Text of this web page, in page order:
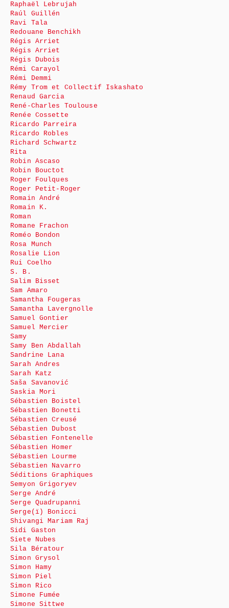
Raphaël Lebrujah
Raúl Guillén
Ravi Tala
Redouane Benchikh
Régis Arriet
Régis Arriet
Régis Dubois
Rémi Carayol
Rémi Demmi
Rémy Trom et Collectif Iskashato
Renaud Garcia
René-Charles Toulouse
Renée Cossette
Ricardo Parreira
Ricardo Robles
Richard Schwartz
Rita
Robin Ascaso
Robin Bouctot
Roger Foulques
Roger Petit-Roger
Romain André
Romain K.
Roman
Romane Frachon
Roméo Bondon
Rosa Munch
Rosalie Lion
Rui Coelho
S. B.
Salim Bisset
Sam Amaro
Samantha Fougeras
Samantha Lavergnolle
Samuel Gontier
Samuel Mercier
Samy
Samy Ben Abdallah
Sandrine Lana
Sarah Andres
Sarah Katz
Saša Savanović
Saskia Mori
Sébastien Boistel
Sébastien Bonetti
Sébastien Creusé
Sébastien Dubost
Sébastien Fontenelle
Sébastien Homer
Sébastien Lourme
Sébastien Navarro
Séditions Graphiques
Semyon Grigoryev
Serge André
Serge Quadrupanni
Serge(ï) Bonicci
Shivangi Mariam Raj
Sidi Gaston
Siete Nubes
Sila Bératour
Simon Grysol
Simon Hamy
Simon Piel
Simon Rico
Simone Fumée
Simone Sittwe